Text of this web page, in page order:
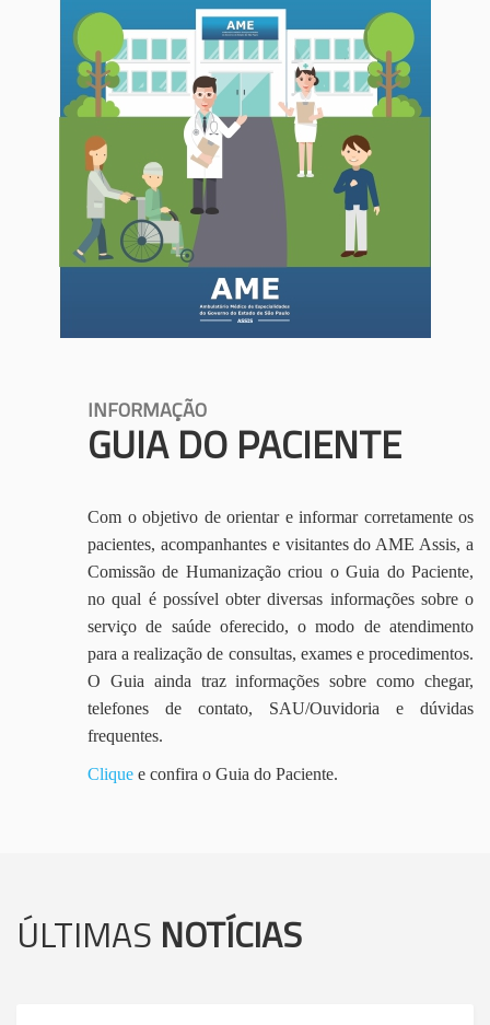
INFORMAÇÃO
GUIA DO PACIENTE
Com o objetivo de orientar e informar corretamente os
pacientes, acompanhantes e visitantes do AME Assis, a
Comissão de Humanização criou o Guia do Paciente,
no qual é possível obter diversas informações sobre o
serviço de saúde oferecido, o modo de atendimento
para a realização de consultas, exames e procedimentos.
O Guia ainda traz informações sobre como chegar,
telefones de contato, SAU/Ouvidoria e dúvidas
frequentes.
Clique e confira o Guia do Paciente.
ÚLTIMAS NOTÍCIAS